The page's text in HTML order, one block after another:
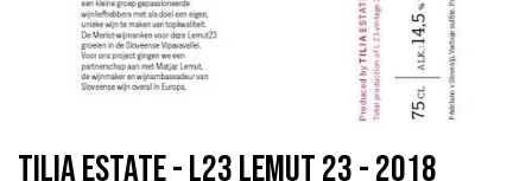
Tilia Estate - L23 Lemut 23 - 2018